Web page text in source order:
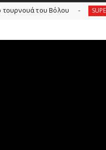
Bόλου SUPERLEAGUE2